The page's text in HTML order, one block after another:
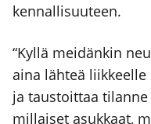
ken­nal­li­suu­teen.
“Kyl­lä mei­dän­kin
aina läh­teä
ja taus­toit­taa
mil­lai­set asuk­kaat,